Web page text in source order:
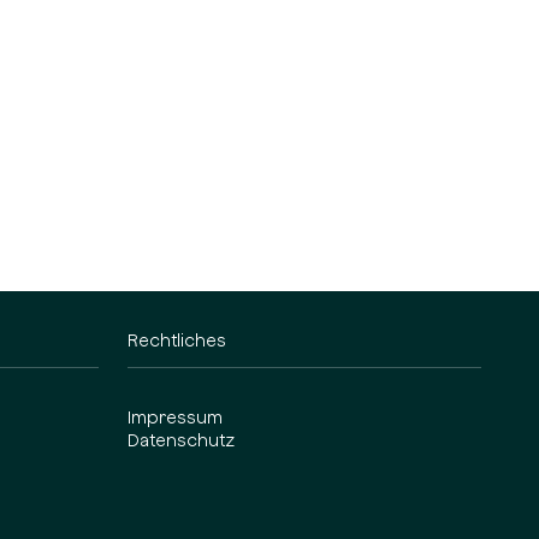
Rechtliches
Impressum
Datenschutz